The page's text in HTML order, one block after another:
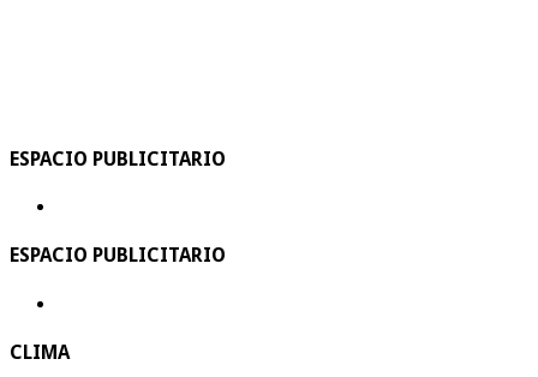
ESPACIO PUBLICITARIO
ESPACIO PUBLICITARIO
CLIMA